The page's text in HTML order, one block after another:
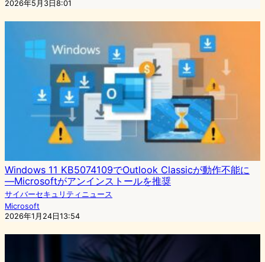
2026年5月3日8:01
Windows 11 KB5074109でOutlook Classicが動作不能に
―Microsoftがアンインストールを推奨
サイバーセキュリティニュース
Microsoft
2026年1月24日13:54